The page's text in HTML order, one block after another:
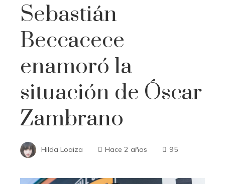
Sebastián
Beccacece
enamoró la
situación de Óscar
Zambrano
Hilda Loaiza Hace 2 años 95